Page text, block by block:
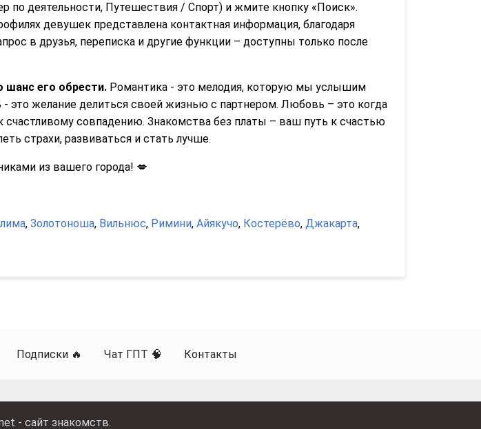
по деятельности, Путешествия / Спорт) и жмите кнопку «Поиск».
девушек представлена контактная информация, благодаря
в друзья, переписка и другие функции – доступны только после
шанс его обрести. Романтика - это мелодия, которую мы услышим
это желание делиться своей жизнью с партнером. Любовь – это когда
счастливому совпадению. Знакомства без платы – ваш путь к счастью
страхи, развиваться и стать лучше.
из вашего города! 💋
, Золотоноша, Вильнюс, Римини, Айякучо, Костерёво, Джакарта,
Подписки 🔥 Чат ГПТ 🧠 Контакты
- сайт знакомств.